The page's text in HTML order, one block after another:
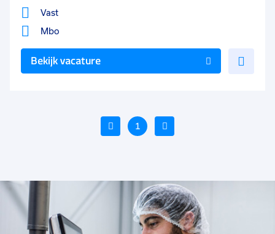
Vast
Mbo
Bekijk vacature
Vorige
1
Voeg
toe